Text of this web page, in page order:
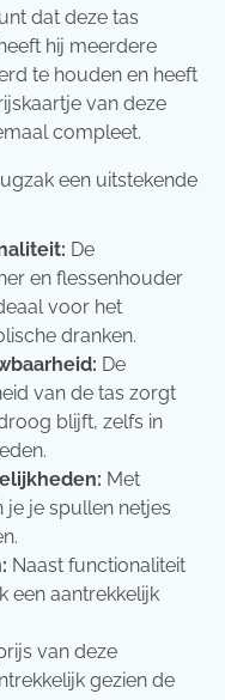
dat deze tas
hij meerdere
te houden en heeft
van deze
compleet.
een uitstekende
De
en flessenhouder
voor het
dranken.
De
van de tas zorgt
blijft, zelfs in
Met
je je spullen netjes
Naast functionaliteit
een aantrekkelijk
van deze
gezien de